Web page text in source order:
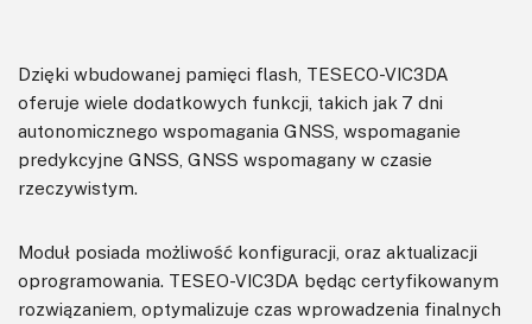
Dzięki wbudowanej pamięci flash, TESECO-VIC3DA
oferuje wiele dodatkowych funkcji, takich jak 7 dni
autonomicznego wspomagania GNSS, wspomaganie
predykcyjne GNSS, GNSS wspomagany w czasie
rzeczywistym.
Moduł posiada możliwość konfiguracji, oraz aktualizacji
oprogramowania. TESEO-VIC3DA będąc certyfikowanym
rozwiązaniem, optymalizuje czas wprowadzenia finalnych